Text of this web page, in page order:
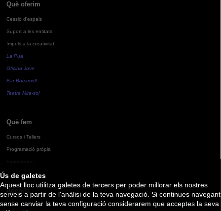
Ús de galetes
Aquest lloc utilitza galetes de tercers per poder millorar els nostres
serveis a partir de l'anàlisi de la teva navegació. Si continues navegant
sense canviar la teva configuració considerarem que acceptes la seva
Què oferim
Cessió d'espais
Suport a les entitats
Impuls a la creativitat
La Pua
Oficina Jove
Bar Bocamoll
Teatre Mira-sol
Què fem
Cursos i Tallers
Programació pròpia
Agenda